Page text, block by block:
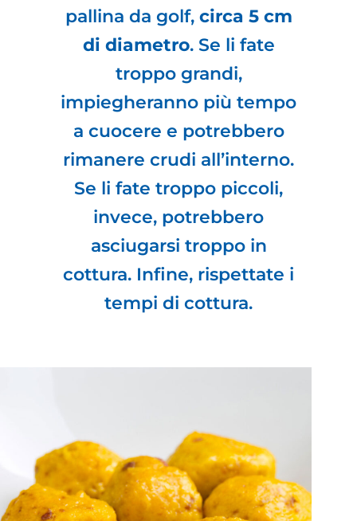
pallina da golf, circa 5 cm
di diametro. Se li fate
troppo grandi,
impiegheranno più tempo
a cuocere e potrebbero
rimanere crudi all’interno.
Se li fate troppo piccoli,
invece, potrebbero
asciugarsi troppo in
cottura. Infine, rispettate i
tempi di cottura.